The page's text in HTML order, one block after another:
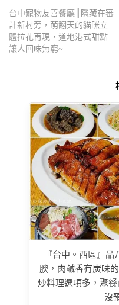
台中寵物友善餐廳║隱藏在審
計新村旁，萌翻天的貓咪立
體拉花再現，道地港式甜點
讓人回味無窮~
『台中。西區』
腴，肉鹹香有炭味
炒料理選項多，聚餐
沒